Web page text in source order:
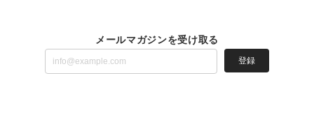
メールマガジンを受け取る
登録